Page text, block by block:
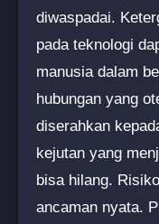
diwaspadai.
pada teknologi
manusia dalam
hubungan yang
diserahkan
kejutan yang
bisa hilang.
ancaman nyata.